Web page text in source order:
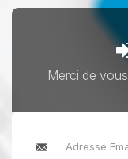
Merci de vous